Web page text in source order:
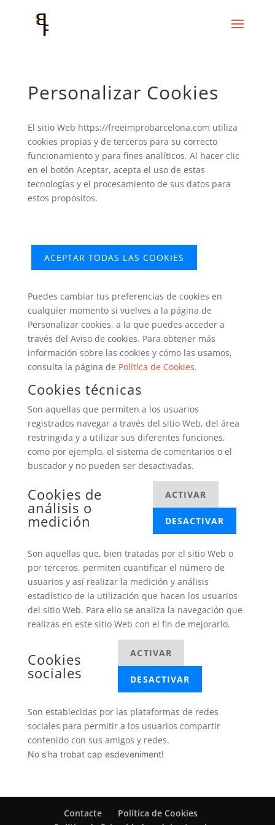
Personalizar Cookies
El sitio Web https://freeimprobarcelona.com utiliza
cookies propias y de terceros para su correcto
funcionamiento y para fines analíticos. Al hacer clic
en el botón Aceptar, acepta el uso de estas
tecnologías y el procesamiento de sus datos para
estos propósitos.
ACEPTAR TODAS LAS COOKIES
Puedes cambiar tus preferencias de cookies en
cualquier momento si vuelves a la página de
Personalizar cookies, a la que puedes acceder a
través del Aviso de cookies. Para obtener más
información sobre las cookies y cómo las usamos,
consulta la página de Política de Cookies.
Cookies técnicas
Son aquellas que permiten a los usuarios
registrados navegar a través del sitio Web, del área
restringida y a utilizar sus diferentes funciones,
como por ejemplo, el sistema de comentarios o el
buscador y no pueden ser desactivadas.
Cookies de
análisis o
medición
ACTIVAR
DESACTIVAR
Son aquellas que, bien tratadas por el sitio Web o
por terceros, permiten cuantificar el número de
usuarios y así realizar la medición y análisis
estadístico de la utilización que hacen los usuarios
del sitio Web. Para ello se analiza la navegación que
realizas en este sitio Web con el fin de mejorarlo.
Cookies
sociales
ACTIVAR
DESACTIVAR
Son establecidas por las plataformas de redes
sociales para permitir a los usuarios compartir
contenido con sus amigos y redes.
No s'ha trobat cap esdeveniment!
Contacte
Política de Cookies